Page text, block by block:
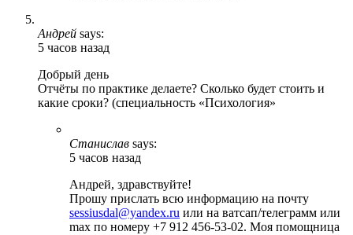
Андрей says:
5 часов назад
Добрый день
Отчёты по практике делаете? Сколько будет стоить и
какие сроки? (специальность «Психология»
Станислав says:
5 часов назад
Андрей, здравствуйте!
Прошу прислать всю информацию на почту
sessiusdal@yandex.ru или на ватсап/телеграмм или
max по номеру +7 912 456-53-02. Моя помощница